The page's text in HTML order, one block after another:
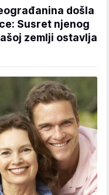
došla
Susret njenog
zemlji ostavlja